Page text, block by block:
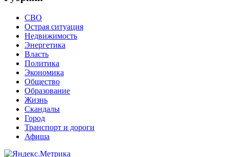
СВО
Острая ситуация
Недвижимость
Энергетика
Власть
Политика
Экономика
Общество
Образование
Жизнь
Скандалы
Город
Транспорт и дороги
Афиша